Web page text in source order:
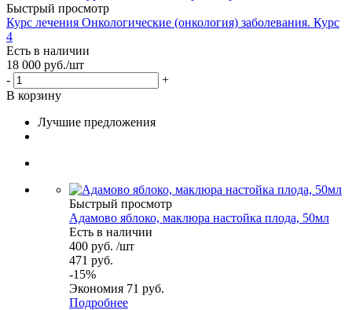
Быстрый просмотр
Курс лечения Онкологические (онкология) заболевания. Курс
4
Есть в наличии
18 000 руб./шт
-
+
В корзину
Лучшие предложения
Быстрый просмотр
Адамово яблоко, маклюра настойка плода, 50мл
Есть в наличии
400 руб. /шт
471 руб.
-15%
Экономия 71 руб.
Подробнее